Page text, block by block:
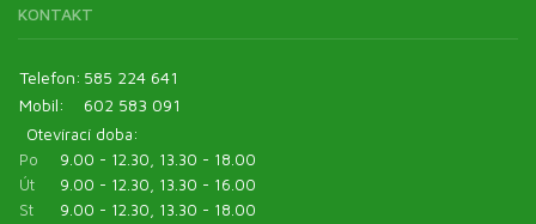
KONTAKT
Telefon: 585 224 641
Mobil:
602 583 091
Otevírací doba:
Po
9.00 - 12.30, 13.30 - 18.00
Út
9.00 - 12.30, 13.30 - 16.00
St
9.00 - 12.30, 13.30 - 18.00